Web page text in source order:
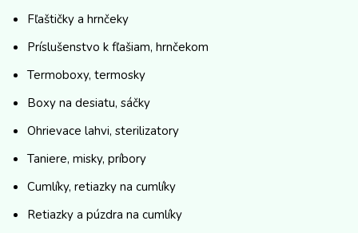
Fľaštičky a hrnčeky
Príslušenstvo k fľašiam, hrnčekom
Termoboxy, termosky
Boxy na desiatu, sáčky
Ohrievace lahvi, sterilizatory
Taniere, misky, príbory
Cumlíky, retiazky na cumlíky
Retiazky a púzdra na cumlíky